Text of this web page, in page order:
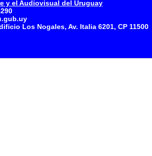
y el Audiovisual del Uruguay
Los Nogales, Av. Italia 6201, CP 11500